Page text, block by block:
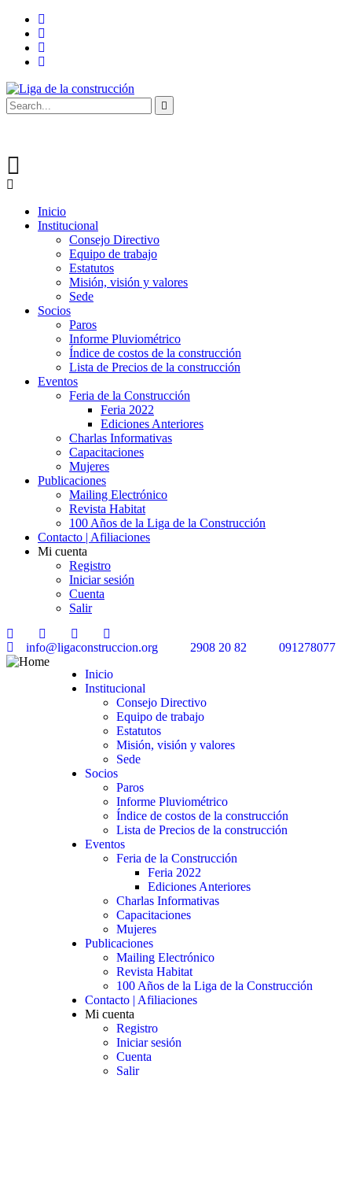
Inicio
Institucional
Consejo Directivo
Equipo de trabajo
Estatutos
Misión, visión y valores
Sede
Socios
Paros
Informe Pluviométrico
Índice de costos de la construcción
Lista de Precios de la construcción
Eventos
Feria de la Construcción
Feria 2022
Ediciones Anteriores
Charlas Informativas
Capacitaciones
Mujeres
Publicaciones
Mailing Electrónico
Revista Habitat
100 Años de la Liga de la Construcción
Contacto | Afiliaciones
Mi cuenta
Registro
Iniciar sesión
Cuenta
Salir
info@ligaconstruccion.org 2908 20 82
091278077
Inicio
Institucional
Consejo Directivo
Equipo de trabajo
Estatutos
Misión, visión y valores
Sede
Socios
Paros
Informe Pluviométrico
Índice de costos de la construcción
Lista de Precios de la construcción
Eventos
Feria de la Construcción
Feria 2022
Ediciones Anteriores
Charlas Informativas
Capacitaciones
Mujeres
Publicaciones
Mailing Electrónico
Revista Habitat
100 Años de la Liga de la Construcción
Contacto | Afiliaciones
Mi cuenta
Registro
Iniciar sesión
Cuenta
Salir